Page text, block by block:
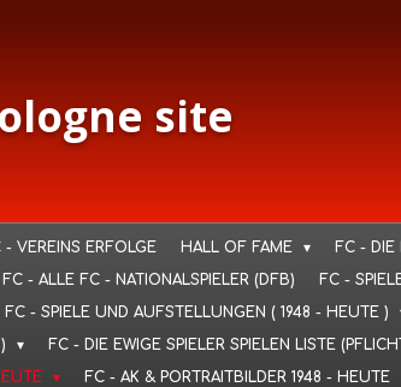
site
- VEREINS ERFOLGE HALL OF FAME
FC - DIE
FC - ALLE FC - NATIONALSPIELER (DFB)
FC -
FC - SPIELE UND AUFSTELLUNGEN ( 1948 - HEUTE )
FC - DIE EWIGE SPIELER SPIELEN LISTE
FC - AK & PORTRAITBILDER 1948 - HEUTE